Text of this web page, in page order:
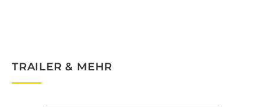
TRAILER & MEHR